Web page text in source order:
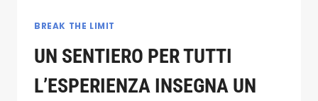
BREAK THE LIMIT
UN SENTIERO PER TUTTI
L’ESPERIENZA INSEGNA UN